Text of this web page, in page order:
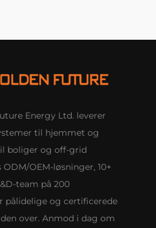
Energy Ltd. leverer
til hjemmet og
boliger og off-grid
OEM-løsninger, 10+
team på 200
pålidelige og certificerede
over. Anmod i dag om